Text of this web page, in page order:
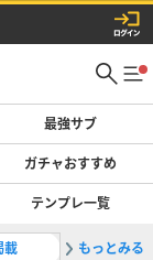
最強サブ
ガチャおすすめ
テンプレ一覧
載 2夏休み
もっとみる